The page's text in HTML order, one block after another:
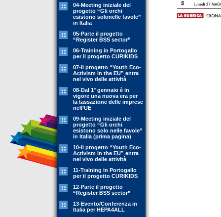
04-Meeting iniziale del
progetto “Gli orchi
esistono solonelle favole”
in Italia
05-Parte il progetto
“Register BSS sector”
06-Training in Portogallo
per il progetto CURIKIDS
07-Il progetto “Youth Eco-
Activism in the EU” entra
nel vivo delle attività
08-Dal 1° gennaio è in
vigore una nuova era per
la tassazione delle imprese
nell’UE
09-Meeting iniziale del
progetto “Gli orchi
esistono solo nelle favole”
in Italia (prima pagina)
10-Il progetto “Youth Eco-
Activism in the EU” entra
nel vivo delle attività
11-Training in Portogallo
per il progetto CURIKIDS
12-Parte il progetto
“Register BSS sector”
13-Evento/Conferenza in
Italia per HEPA4ALL